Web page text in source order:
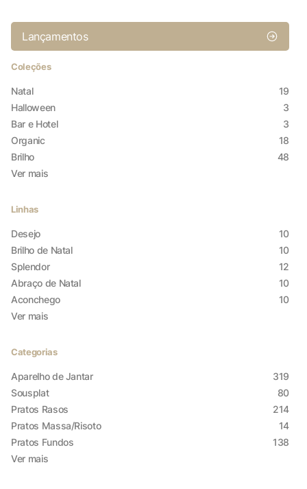
Lançamentos
Coleções
Natal
19
Halloween
3
Bar e Hotel
3
Organic
18
Brilho
48
Ver mais
Linhas
Desejo
10
Brilho de Natal
10
Splendor
12
Abraço de Natal
10
Aconchego
10
Ver mais
Categorias
Aparelho de Jantar
319
Sousplat
80
Pratos Rasos
214
Pratos Massa/Risoto
14
Pratos Fundos
138
Ver mais
X